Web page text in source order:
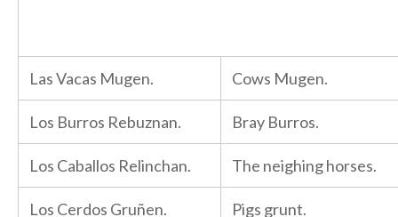
Las Vacas Mugen. Cows Mugen.
Los Burros Rebuznan. Bray Burros.
Los Caballos Relinchan. The neighing horses.
Los Cerdos Gruñen. Pigs grunt.